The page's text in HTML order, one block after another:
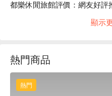
都樂休閒旅館評價：網友好評
地理位置，前往逢甲夜市、
顯示
熱門商品
熱門